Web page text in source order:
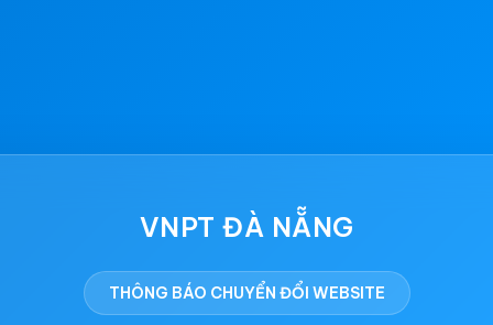
VNPT ĐÀ NẴNG
THÔNG BÁO CHUYỂN ĐỔI WEBSITE